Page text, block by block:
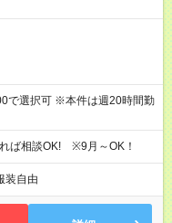
で選択可 ※本件は週20時間勤
ば相談OK! ※9月～OK！
装自由